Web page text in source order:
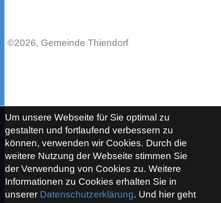
©2026, Gemeinde Thiendorf
Um unsere Webseite für Sie optimal zu
gestalten und fortlaufend verbessern zu
können, verwenden wir Cookies. Durch die
weitere Nutzung der Webseite stimmen Sie
der Verwendung von Cookies zu. Weitere
Informationen zu Cookies erhalten Sie in
unserer Datenschutzerklärung. Und hier geht